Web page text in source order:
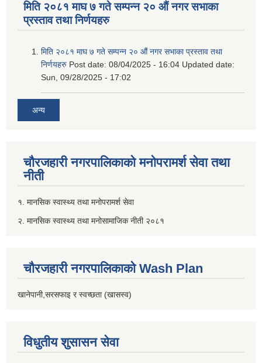
मिति २०८१ माघ ७ गते सम्पन्न २० औं नगर सभाका
प्रस्ताव तथा निर्णयहरु
मिति २०८१ माघ ७ गते सम्पन्न २० औं नगर सभाका प्रस्ताव तथा
निर्णयहरु Post date: 08/04/2025 - 16:04 Updated date:
Sun, 09/28/2025 - 17:02
अन्य
चौरजहारी नगरपालिकाको मनोपरामर्श सेवा तथा
नीती
१. मानसिक स्वास्थ्य तथा मनोपरामर्श सेवा
२. मानसिक स्वास्थ्य तथा मनोसामाजिक नीती २०८१
चौरजहारी नगरपालिकाको Wash Plan
खानेपानी,सरसफाइ र स्वच्छता (खासस्व)
विधुतीय शुसासन सेवा